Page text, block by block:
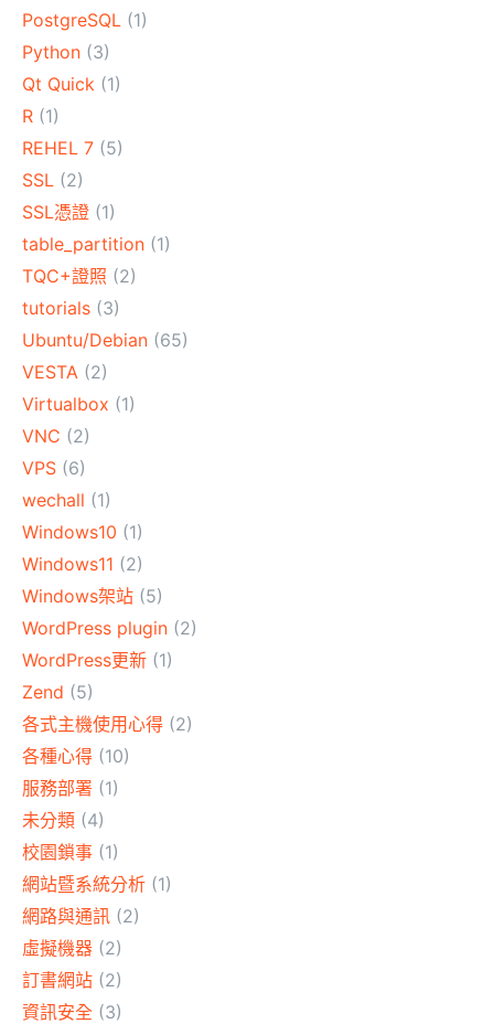
PostgreSQL (1)
Python (3)
Qt Quick (1)
R (1)
REHEL 7 (5)
SSL (2)
SSL憑證 (1)
table_partition (1)
TQC+證照 (2)
tutorials (3)
Ubuntu/Debian (65)
VESTA (2)
Virtualbox (1)
VNC (2)
VPS (6)
wechall (1)
Windows10 (1)
Windows11 (2)
Windows架站 (5)
WordPress plugin (2)
WordPress更新 (1)
Zend (5)
各式主機使用心得 (2)
各種心得 (10)
服務部署 (1)
未分類 (4)
校園鎖事 (1)
網站暨系統分析 (1)
網路與通訊 (2)
虛擬機器 (2)
訂書網站 (2)
資訊安全 (3)